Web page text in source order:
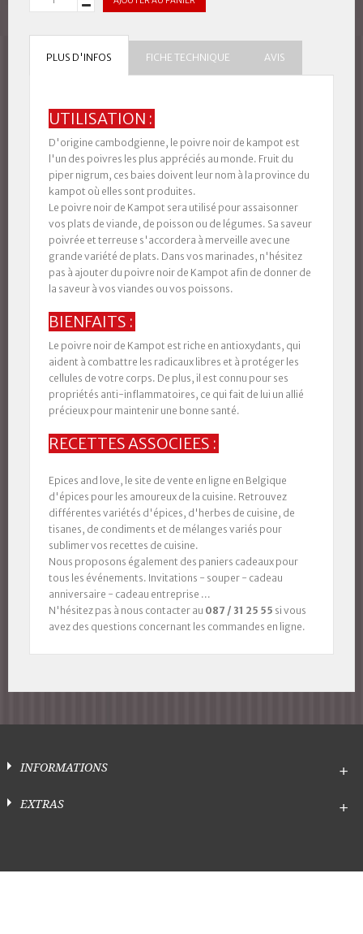
PLUS D'INFOS FICHE TECHNIQUE AVIS
UTILISATION :
D'origine cambodgienne , le poivre noir de kampot est
l'un des poivres les plus appréciés au monde. Fruit du
piper nigrum, ces baies doivent leur nom à la province du
kampot où elles sont produites.
Le poivre noir de Kampot sera utilisé pour assaisonner
vos plats de viande, de poisson ou de légumes. Sa saveur
poivrée et terreuse s'accordera à merveille avec une
grande variété de plats. Dans vos marinades, n'hésitez
pas à ajouter du poivre noir de Kampot afin de donner de
la saveur à vos viandes ou vos poissons.
BIENFAITS :
Le poivre noir de Kampot est riche en antioxydants, qui
aident à combattre les radicaux libres et à protéger les
cellules de votre corps. De plus, il est connu pour ses
propriétés anti-inflammatoires, ce qui fait de lui un allié
précieux pour maintenir une bonne santé.
RECETTES ASSOCIEES :
Epices and love, le site de vente en ligne en Belgique
d'épices pour les amoureux de la cuisine. Retrouvez
différentes variétés d'épices, d'herbes de cuisine, de
tisanes, de condiments et de mélanges variés pour
sublimer vos recettes de cuisine.
Nous proposons également des paniers cadeaux pour
tous les événements. Invitations - souper - cadeau
anniversaire - cadeau entreprise ...
N'hésitez pas à nous contacter au 087 / 31 25 55 si vous
avez des questions concernant les commandes en ligne.
INFORMATIONS
EXTRAS